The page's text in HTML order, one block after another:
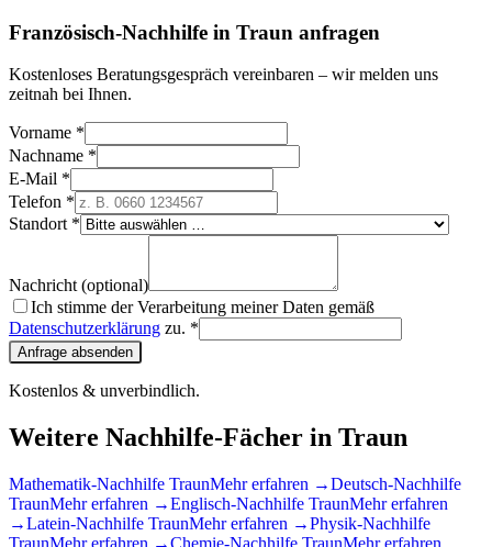
Französisch-Nachhilfe in Traun anfragen
Kostenloses Beratungsgespräch vereinbaren – wir melden uns
zeitnah bei Ihnen.
Vorname *
Nachname *
E-Mail *
Telefon *
Standort *
Nachricht (optional)
Ich stimme der Verarbeitung meiner Daten gemäß
Datenschutzerklärung zu. *
Anfrage absenden
Kostenlos & unverbindlich.
Weitere Nachhilfe-Fächer in Traun
Mathematik-Nachhilfe TraunMehr erfahren →Deutsch-Nachhilfe
TraunMehr erfahren →Englisch-Nachhilfe TraunMehr erfahren
→Latein-Nachhilfe TraunMehr erfahren →Physik-Nachhilfe